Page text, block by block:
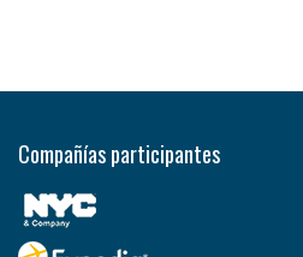
Compañías participantes